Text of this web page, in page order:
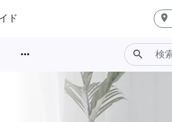
ド place
more_horiz search